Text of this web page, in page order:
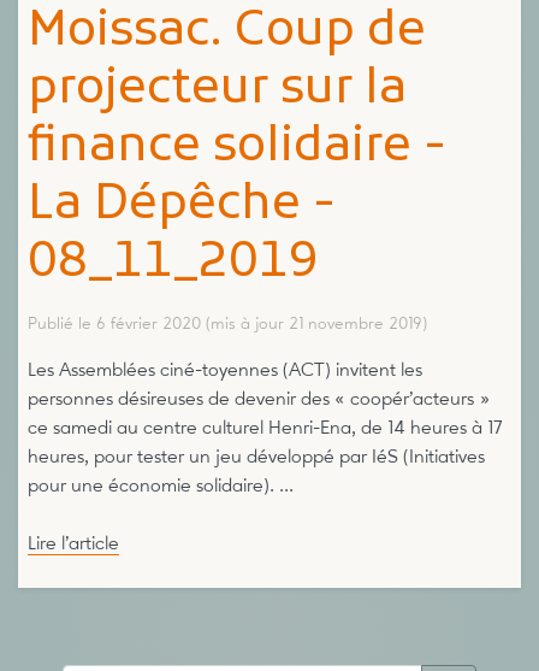
Moissac. Coup de
projecteur sur la
finance solidaire -
La Dépêche -
08_11_2019
Publié le 6 février 2020 (mis à jour 21 novembre 2019)
Les Assemblées ciné-toyennes (ACT) invitent les
personnes désireuses de devenir des « coopér’acteurs »
ce samedi au centre culturel Henri-Ena, de 14 heures à 17
heures, pour tester un jeu développé par IéS (Initiatives
pour une économie solidaire). ...
Lire l’article